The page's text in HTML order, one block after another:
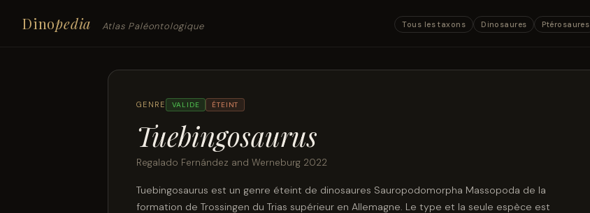
Dinopedia Atlas Paléontologique Tous les taxons Dinosaures Ptérosaures
GENRE VALIDE ÉTEINT
Tuebingosaurus
Regalado Fernández and Werneburg 2022
Tuebingosaurus est un genre éteint de dinosaures Sauropodomorpha Massopoda de la
formation de Trossingen du Trias supérieur en Allemagne. Le type et la seule espèce est